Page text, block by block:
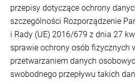
przepisy dotyczące ochrony
szczególności Rozporządzenie
i Rady (UE) 2016/679 z dnia 27
sprawie ochrony osób fizycznych
przetwarzaniem danych
swobodnego przepływu takich